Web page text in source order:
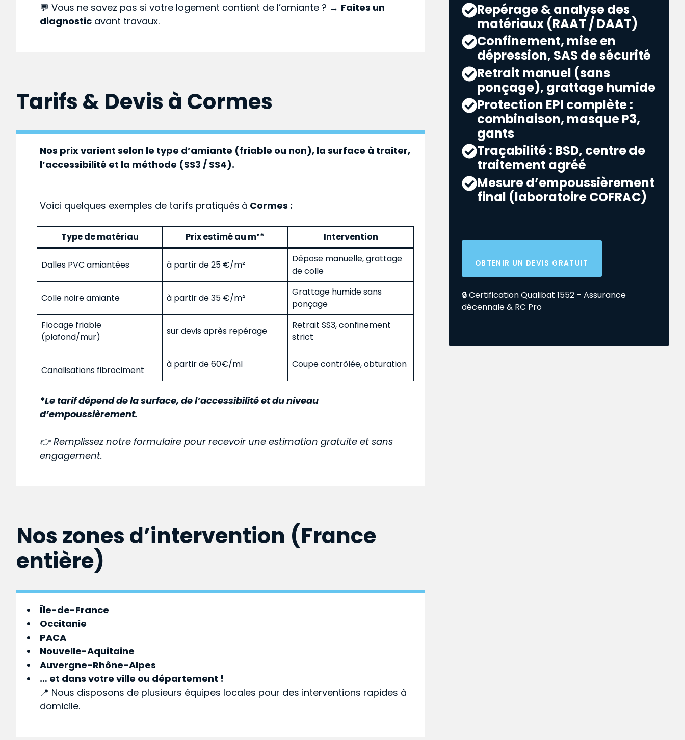
💬 Vous ne savez pas si votre logement contient de l’amiante ? → Faites un
diagnostic avant travaux.
Tarifs & Devis à Cormes
Nos prix varient selon le type d’amiante (friable ou non), la surface à traiter,
l’accessibilité et la méthode (SS3 / SS4).
Voici quelques exemples de tarifs pratiqués à Cormes :
Type de matériau Prix estimé au m²* Intervention
Dalles PVC amiantées à partir de 25 €/m²
Dépose manuelle, grattage
de colle
Colle noire amiante à partir de 35 €/m²
Grattage humide sans
ponçage
Flocage friable
(plafond/mur)
sur devis après repérage
Retrait SS3, confinement
strict
Canalisations fibrociment
à partir de 60€/ml Coupe contrôlée, obturation
*Le tarif dépend de la surface, de l’accessibilité et du niveau
d’empoussièrement.
👉 Remplissez notre formulaire pour recevoir une estimation gratuite et sans
engagement.
Nos zones d’intervention (France
entière)
Île-de-France
Occitanie
PACA
Nouvelle-Aquitaine
Auvergne-Rhône-Alpes
… et dans votreville ou département !
📍 Nous disposons de plusieurs équipes locales pour des interventions rapides à
domicile.
Repérage & analyse des
matériaux (RAAT / DAAT)
Confinement, mise en
dépression, SAS de sécurité
Retrait manuel (sans
ponçage), grattage humide
Protection EPI complète :
combinaison, masque P3,
gants
Traçabilité : BSD, centre de
traitement agréé
Mesure d’empoussièrement
final (laboratoire COFRAC)
OBTENIR UN DEVIS GRATUIT
🔒 Certification Qualibat 1552 – Assurance
décennale & RC Pro